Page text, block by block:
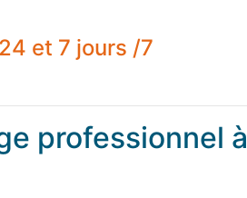
et 7 jours /7
professionnel à